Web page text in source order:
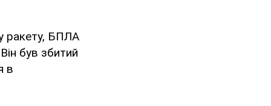
ракету, БПЛА
був збитий
в